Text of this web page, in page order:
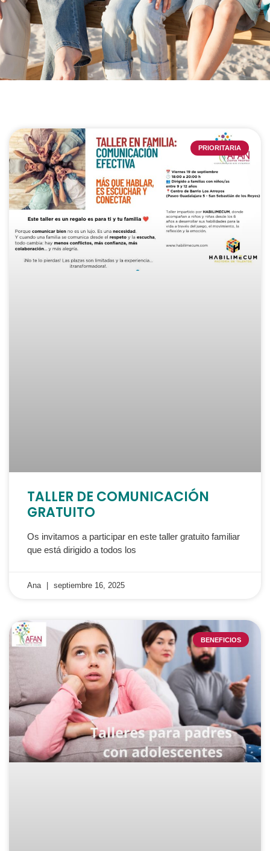
PRIORITARIA
TALLER DE COMUNICACIÓN
GRATUITO
Os invitamos a participar en este taller gratuito familiar
que está dirigido a todos los
Ana septiembre 16, 2025
BENEFICIOS